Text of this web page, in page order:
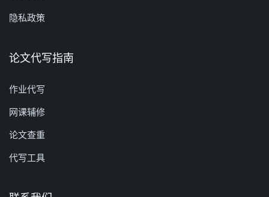
隐私政策
论文代写指南
作业代写
网课辅修
论文查重
代写工具